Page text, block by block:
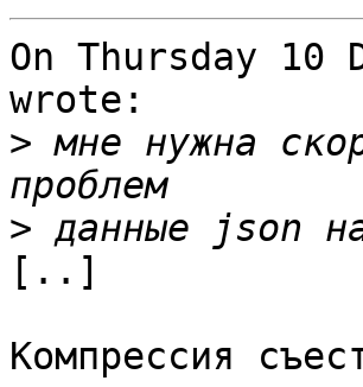
On Thursday 10
wrote:
> мне нужна
>
[..]
Компрессия